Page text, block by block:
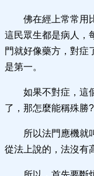
佛在經上常常用
這民眾生都是病人，
門就好像藥方，對症
是第一。
如果不對症，這
了，那怎麼能稱殊勝?
所以法門應機就
從法上說的，法沒有